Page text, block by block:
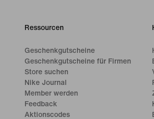
Ressourcen
Geschenkgutscheine
Geschenkgutscheine für Firmen
Store suchen
Nike Journal
Member werden
Feedback
Aktionscodes